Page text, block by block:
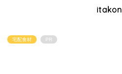
itakon
宅配食材 PR